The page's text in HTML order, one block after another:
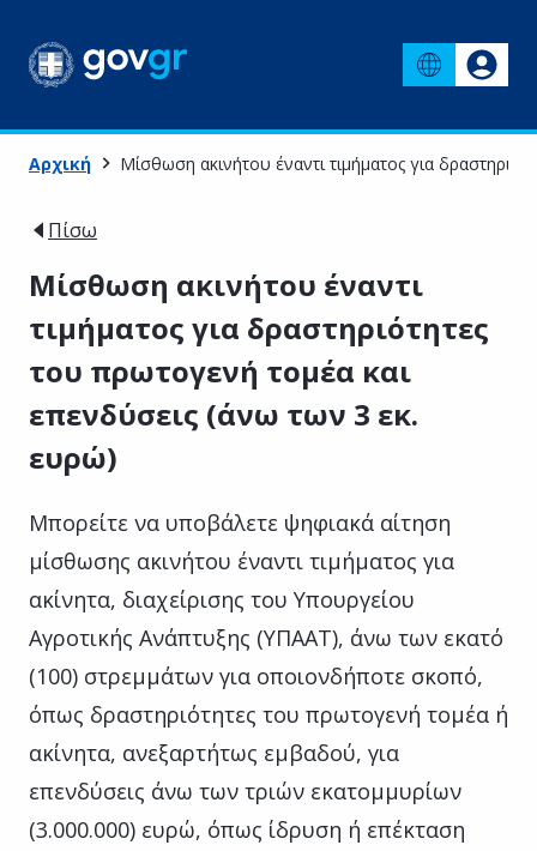
Αρχική Μίσθωση ακινήτου έναντι τιμήματος για
Πίσω
Μίσθωση ακινήτου έναντι
τιμήματος για δραστηριότητες
του πρωτογενή τομέα και
επενδύσεις (άνω των 3 εκ.
ευρώ)
Μπορείτε να υποβάλετε ψηφιακά αίτηση
μίσθωσης ακινήτου έναντι τιμήματος για
ακίνητα, διαχείρισης του Υπουργείου
Αγροτικής Ανάπτυξης (ΥΠΑΑΤ), άνω των εκατό
(100) στρεμμάτων για οποιονδήποτε σκοπό,
όπως δραστηριότητες του πρωτογενή τομέα ή
ακίνητα, ανεξαρτήτως εμβαδού, για
επενδύσεις άνω των τριών εκατομμυρίων
(3.000.000) ευρώ, όπως ίδρυση ή επέκταση